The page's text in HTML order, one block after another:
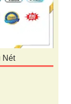
Nét